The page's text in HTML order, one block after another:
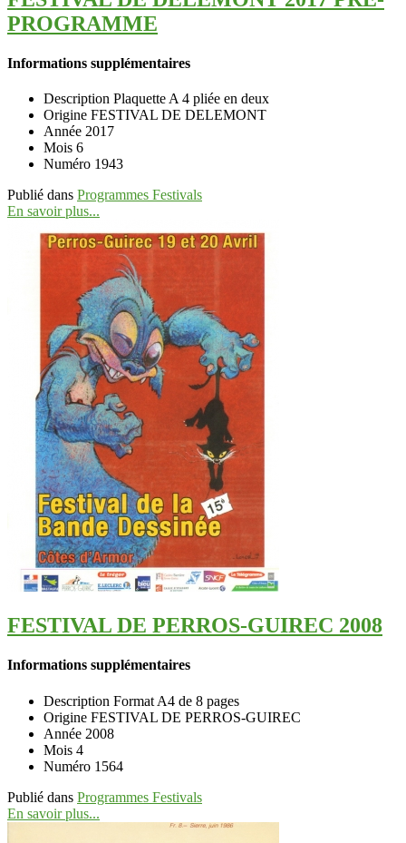
PROGRAMME
Informations supplémentaires
Description Plaquette A 4 pliée en deux
Origine FESTIVAL DE DELEMONT
Année 2017
Mois 6
Numéro 1943
Publié dans Programmes Festivals
En savoir plus...
FESTIVAL DE PERROS-GUIREC 2008
Informations supplémentaires
Description Format A4 de 8 pages
Origine FESTIVAL DE PERROS-GUIREC
Année 2008
Mois 4
Numéro 1564
Publié dans Programmes Festivals
En savoir plus...